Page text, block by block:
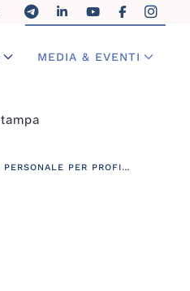
MEDIA & EVENTI
SELEZIONE DI PERSONALE PER PROFILI DI INSTRUCTIONAL DESIGNER E SVILUPPATORE MULTIMEDIALE: SCADE IL 5/12/2016